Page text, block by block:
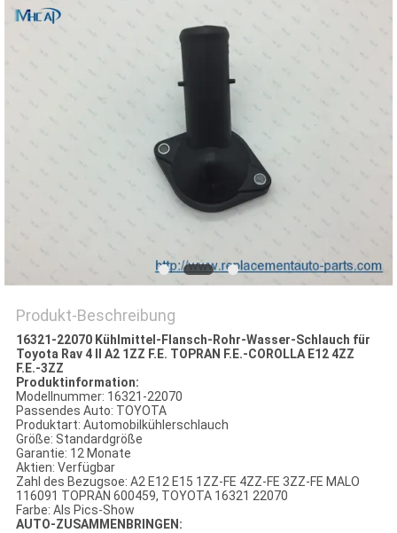
Produkt-Beschreibung
16321-22070 Kühlmittel-Flansch-Rohr-Wasser-Schlauch für
Toyota Rav 4 II A2 1ZZ F.E. TOPRAN F.E.-COROLLA E12 4ZZ
F.E.-3ZZ
Produktinformation:
Modellnummer: 16321-22070
Passendes Auto: TOYOTA
Produktart: Automobilkühlerschlauch
Größe: Standardgröße
Garantie: 12 Monate
Aktien: Verfügbar
Zahl des Bezugsoe: A2 E12 E15 1ZZ-FE 4ZZ-FE 3ZZ-FE MALO
116091 TOPRAN 600459, TOYOTA 16321 22070
Farbe: Als Pics-Show
AUTO-ZUSAMMENBRINGEN: